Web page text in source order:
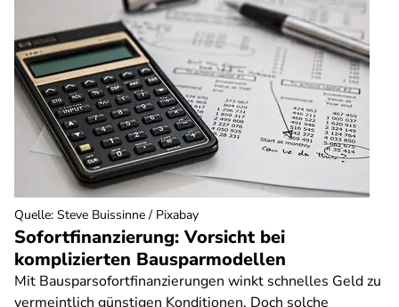
Sofortfinanzierung: Vorsicht bei
komplizierten Bausparmodellen
Mit Bausparsofortfinanzierungen winkt schnelles Geld zu
vermeintlich günstigen Konditionen. Doch solche
Quelle: Steve Buissinne / Pixabay